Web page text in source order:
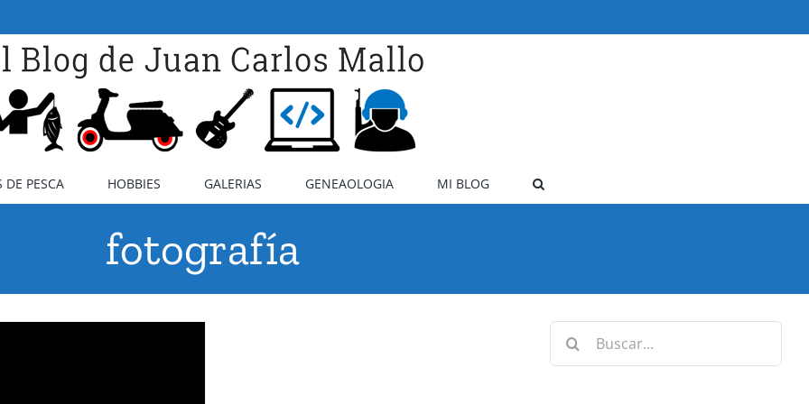
DE PESCA HOBBIES GALERIAS GENEAOLOGIA MI BLOG
fotografía
Buscar: